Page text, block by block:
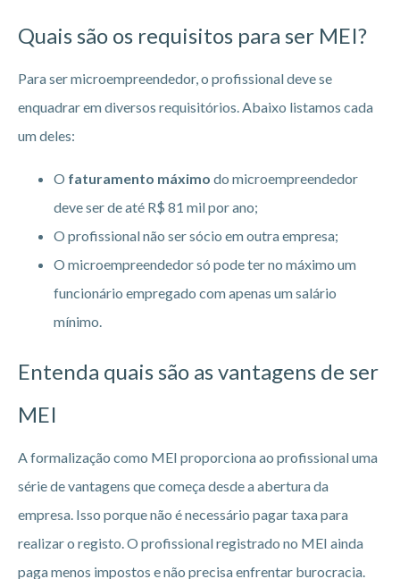
Quais são os requisitos para ser MEI?
Para ser microempreendedor, o profissional deve se
enquadrar em diversos requisitórios. Abaixo listamos cada
um deles:
O faturamento máximo do microempreendedor
deve ser de até R$ 81 mil por ano;
O profissional não ser sócio em outra empresa;
O microempreendedor só pode ter no máximo um
funcionário empregado com apenas um salário
mínimo.
Entenda quais são as vantagens de ser
MEI
A formalização como MEI proporciona ao profissional uma
série de vantagens que começa desde a abertura da
empresa. Isso porque não é necessário pagar taxa para
realizar o registo. O profissional registrado no MEI ainda
paga menos impostos e não precisa enfrentar burocracia.